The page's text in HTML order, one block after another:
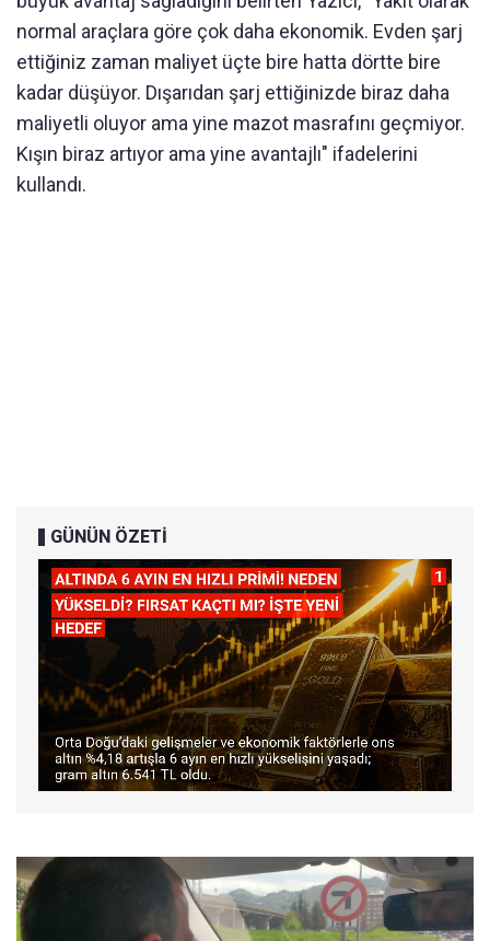
normal araçlara göre çok daha ekonomik. Evden şarj
ettiğiniz zaman maliyet üçte bire hatta dörtte bire
kadar düşüyor. Dışarıdan şarj ettiğinizde biraz daha
maliyetli oluyor ama yine mazot masrafını geçmiyor.
Kışın biraz artıyor ama yine avantajlı" ifadelerini
kullandı.
GÜNÜN ÖZETİ